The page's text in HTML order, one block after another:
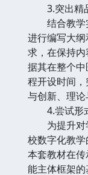
3.突出精
结合教学
进行编写大
求，在保持
据其在整个
程开设时间
与创新、理论
4.尝试形
为提升对
校数字化教
本套教材在
能主体框架